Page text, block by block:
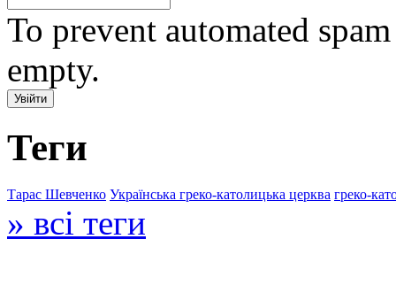
To prevent automated
empty.
Теги
Тарас Шевченко Українська греко-католицька церква греко-
» всі теги